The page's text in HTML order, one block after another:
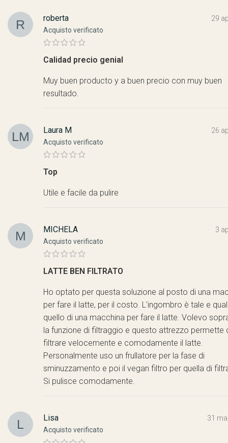
roberta
Acquisto verificato
29
Calidad precio genial
Muy buen producto y a buen precio con muy buen
resultado.
Laura M
Acquisto verificato
26
Top
Utile e facile da pulire
MICHELA
Acquisto verificato
3
LATTE BEN FILTRATO
Ho optato per questa soluzione al posto di una
per fare il latte, per il costo. L'ingombro è tale e
quello di una macchina per fare il latte. Volevo
la funzione di filtraggio e questo attrezzo permette
filtrare velocemente e comodamente il latte.
Personalmente uso un frullatore per la fase di
sminuzzamento e poi il vegan filtro per quella di
Si pulisce comodamente.
Lisa
Acquisto verificato
31